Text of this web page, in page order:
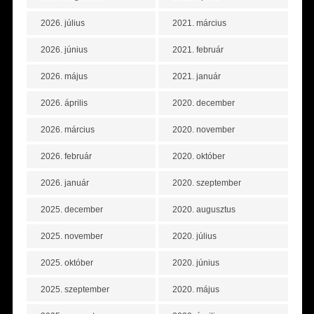
2026. július
2026. június
2026. május
2026. április
2026. március
2026. február
2026. január
2025. december
2025. november
2025. október
2025. szeptember
2021. március
2021. február
2021. január
2020. december
2020. november
2020. október
2020. szeptember
2020. augusztus
2020. július
2020. június
2020. május